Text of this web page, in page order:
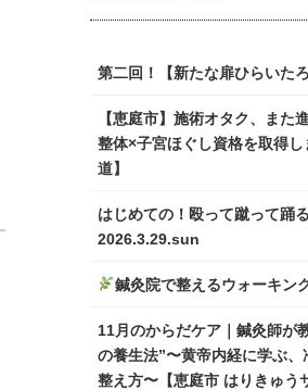
第二回！【新たな扉ひらいたろ
【恵庭市】施術オタク、また
整体×子宮ほぐし資格を取得
道】
はじめての！殴って蹴って踊
2026.3.29.sun
鍼灸院で整えるウォーキン
11月のからだケア｜鍼灸師が
の養生法”〜黄帝内経に学ぶ、
整え方〜【恵庭市 はりきゅう